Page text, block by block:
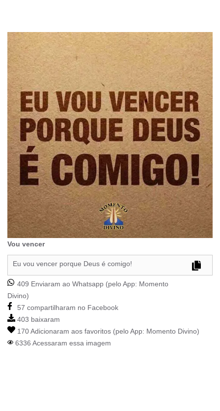
Vou vencer
Eu vou vencer porque Deus é comigo!
409 Enviaram ao Whatsapp (pelo App: Momento
Divino)
57 compartilharam no Facebook
403 baixaram
170 Adicionaram aos favoritos (pelo App: Momento Divino)
6336 Acessaram essa imagem